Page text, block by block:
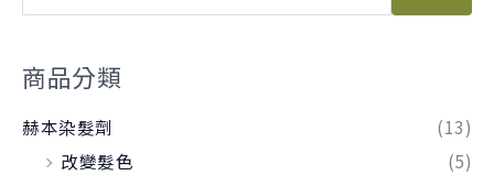
商品分類
赫本染髮劑
(13)
改變髮色
(5)